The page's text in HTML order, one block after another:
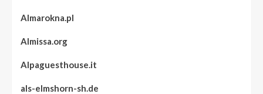
Almarokna.pl
Almissa.org
Alpaguesthouse.it
als-elmshorn-sh.de